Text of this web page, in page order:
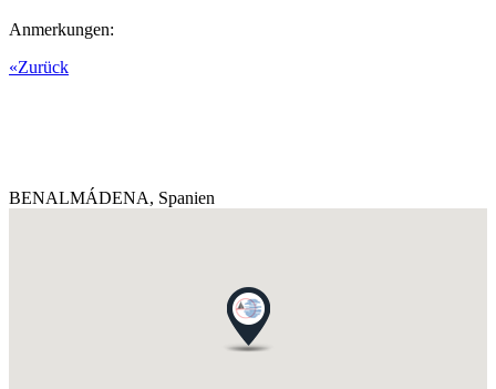
Anmerkungen:
«Zurück
BENALMÁDENA, Spanien